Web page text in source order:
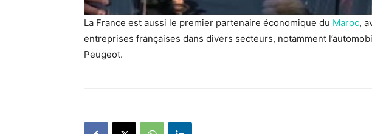
La France est aussi le premier partenaire économique du Maroc,
entreprises françaises dans divers secteurs, notamment
Peugeot.